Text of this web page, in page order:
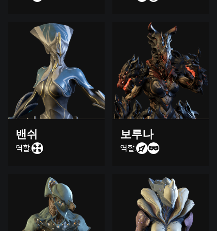
밴쉬
역할:
보루나
역할: